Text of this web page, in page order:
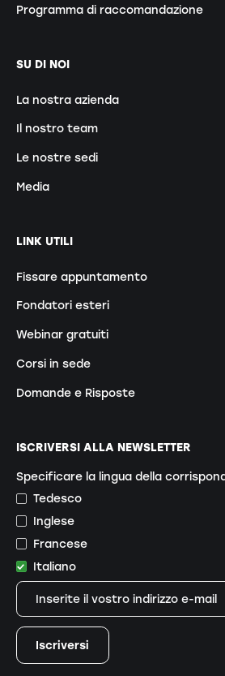
Programma di raccomandazione
SU DI NOI
La nostra azienda
Il nostro team
Le nostre sedi
Media
LINK UTILI
Fissare appuntamento
Fondatori esteri
Webinar gratuiti
Corsi in sede
Domande e Risposte
ISCRIVERSI ALLA NEWSLETTER
Specificare la lingua della
Tedesco
Inglese
Francese
Italiano